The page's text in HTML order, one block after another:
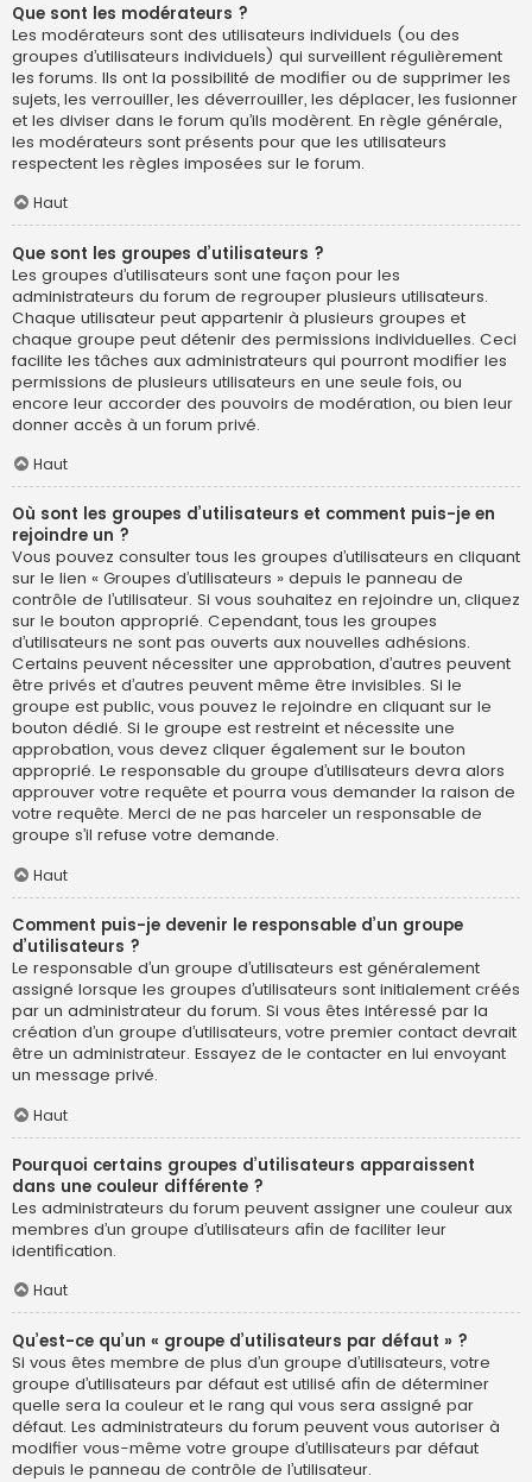
Que sont les modérateurs ?
Les modérateurs sont des utilisateurs individuels (ou des
groupes d’utilisateurs individuels) qui surveillent régulièrement
les forums. Ils ont la possibilité de modifier ou de supprimer les
sujets, les verrouiller, les déverrouiller, les déplacer, les fusionner
et les diviser dans le forum qu’ils modèrent. En règle générale,
les modérateurs sont présents pour que les utilisateurs
respectent les règles imposées sur le forum.
Haut
Que sont les groupes d’utilisateurs ?
Les groupes d’utilisateurs sont une façon pour les
administrateurs du forum de regrouper plusieurs utilisateurs.
Chaque utilisateur peut appartenir à plusieurs groupes et
chaque groupe peut détenir des permissions individuelles. Ceci
facilite les tâches aux administrateurs qui pourront modifier les
permissions de plusieurs utilisateurs en une seule fois, ou
encore leur accorder des pouvoirs de modération, ou bien leur
donner accès à un forum privé.
Haut
Où sont les groupes d’utilisateurs et comment puis-je en
rejoindre un ?
Vous pouvez consulter tous les groupes d’utilisateurs en cliquant
sur le lien « Groupes d’utilisateurs » depuis le panneau de
contrôle de l’utilisateur. Si vous souhaitez en rejoindre un, cliquez
sur le bouton approprié. Cependant, tous les groupes
d’utilisateurs ne sont pas ouverts aux nouvelles adhésions.
Certains peuvent nécessiter une approbation, d’autres peuvent
être privés et d’autres peuvent même être invisibles. Si le
groupe est public, vous pouvez le rejoindre en cliquant sur le
bouton dédié. Si le groupe est restreint et nécessite une
approbation, vous devez cliquer également sur le bouton
approprié. Le responsable du groupe d’utilisateurs devra alors
approuver votre requête et pourra vous demander la raison de
votre requête. Merci de ne pas harceler un responsable de
groupe s’il refuse votre demande.
Haut
Comment puis-je devenir le responsable d’un groupe
d’utilisateurs ?
Le responsable d’un groupe d’utilisateurs est généralement
assigné lorsque les groupes d’utilisateurs sont initialement créés
par un administrateur du forum. Si vous êtes intéressé par la
création d’un groupe d’utilisateurs, votre premier contact devrait
être un administrateur. Essayez de le contacter en lui envoyant
un message privé.
Haut
Pourquoi certains groupes d’utilisateurs apparaissent
dans une couleur différente ?
Les administrateurs du forum peuvent assigner une couleur aux
membres d’un groupe d’utilisateurs afin de faciliter leur
identification.
Haut
Qu’est-ce qu’un « groupe d’utilisateurs par défaut » ?
Si vous êtes membre de plus d’un groupe d’utilisateurs, votre
groupe d’utilisateurs par défaut est utilisé afin de déterminer
quelle sera la couleur et le rang qui vous sera assigné par
défaut. Les administrateurs du forum peuvent vous autoriser à
modifier vous-même votre groupe d’utilisateurs par défaut
depuis le panneau de contrôle de l’utilisateur.